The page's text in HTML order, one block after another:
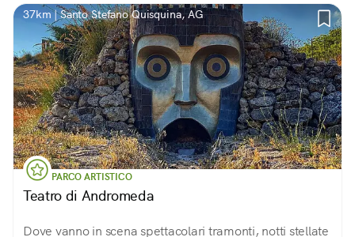
37km | Santo Stefano Quisquina, AG
PARCO ARTISTICO
Teatro di Andromeda
Dove vanno in scena spettacolari tramonti, notti stellate